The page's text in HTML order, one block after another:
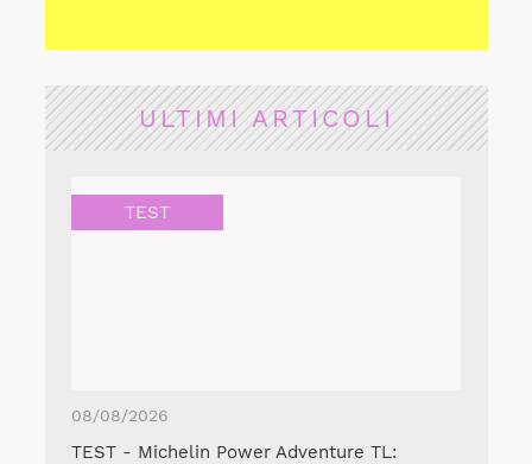
ULTIMI ARTICOLI
TEST
08/08/2026
TEST - Michelin Power Adventure TL: